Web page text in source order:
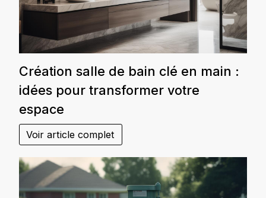
Création salle de bain clé en main :
idées pour transformer votre
espace
Voir article complet